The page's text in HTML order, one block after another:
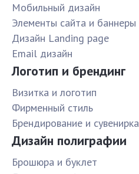
Мобильный дизайн
Элементы сайта и баннеры
Дизайн Landing page
Email дизайн
Логотип и брендинг
Визитка и логотип
Фирменный стиль
Брендирование и сувенирка
Дизайн полиграфии
Брошюра и буклет